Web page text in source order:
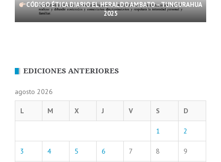
CÓDIGO ÉTICA DIARIO EL HERALDO AMBATO – TUNGURAHUA
2025
EDICIONES ANTERIORES
agosto 2026
L M X J V S D
1 2
3 4 5 6 7 8 9